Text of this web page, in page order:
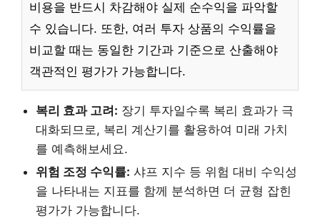
비용을 반드시 차감해야 실제 순수익을 파악할
수 있습니다. 또한, 여러 투자 상품의 수익률을
비교할 때는 동일한 기간과 기준으로 산출해야
객관적인 평가가 가능합니다.
복리 효과 고려: 장기 투자일수록 복리 효과가 극
대화되므로, 복리 계산기를 활용하여 미래 가치
를 예측해보세요.
위험 조정 수익률: 샤프 지수 등 위험 대비 수익성
을 나타내는 지표를 함께 분석하면 더 균형 잡힌
평가가 가능합니다.